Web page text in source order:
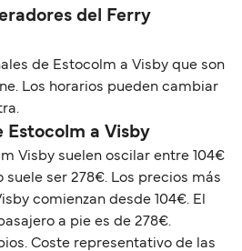
del Ferry
de Estocolm a Visby que son
Los horarios pueden cambiar
Estocolm a Visby
Visby suelen oscilar entre 104€
ser 278€. Los precios más
comienzan desde 104€. El
a pie es de 278€.
Coste representativo de las